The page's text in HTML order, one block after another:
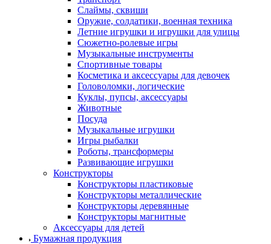
Слаймы, сквиши
Оружие, солдатики, военная техника
Летние игрушки и игрушки для улицы
Сюжетно-ролевые игры
Музыкальные инструменты
Спортивные товары
Косметика и аксессуары для девочек
Головоломки, логические
Куклы, пупсы, аксессуары
Животные
Посуда
Музыкальные игрушки
Игры рыбалки
Роботы, трансформеры
Развивающие игрушки
Конструкторы
Конструкторы пластиковые
Конструкторы металлические
Конструкторы деревянные
Конструкторы магнитные
Аксессуары для детей
Бумажная продукция